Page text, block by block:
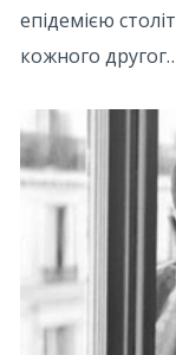
епідемією
кожного